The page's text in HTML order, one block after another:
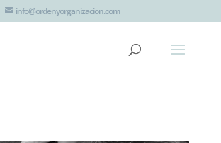
info@ordenyorganizacion.com